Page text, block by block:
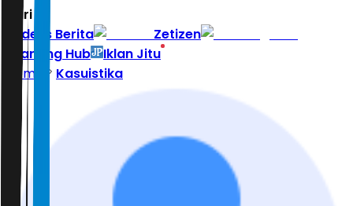
Hari ini
Indeks Berita
Zetizen
Learning Hub
Iklan Jitu
Home
Kasuistika